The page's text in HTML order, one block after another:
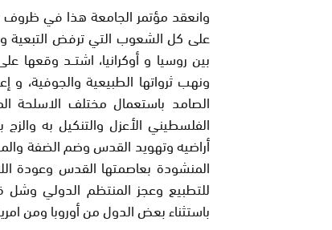
وانعقد مؤتمر الجامعة هذا في ظروف
على كل الشعوب التي ترفض التبعية و
بين روسيا و أوكرانيا، اشتــد
ونهب ثرواتها الطبيعية والجوفية،
الصامد باستعمال مختلف الاسلحة
الفلسطيني الأعزل والتنكيل به
أراضيه وتهويد القدس وضم الضفة
المنشودة بعاصمتها القدس وعودة
للتطبيع وعجز المنتظم الدولي
باستثناء بعض الدول من أوروبا ومن